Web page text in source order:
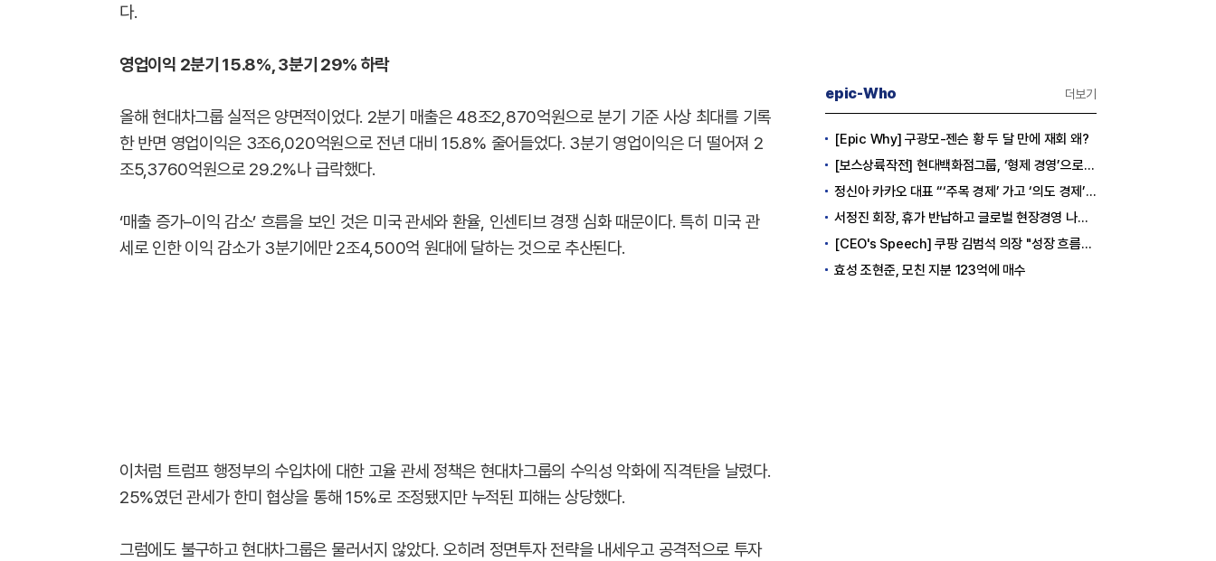
다.
영업이익 2분기 15.8%, 3분기 29% 하락
올해 현대차그룹 실적은 양면적이었다. 2분기 매출은 48조2,870억원으로 분기 기준 사상 최대를 기록
한 반면 영업이익은 3조6,020억원으로 전년 대비 15.8% 줄어들었다. 3분기 영업이익은 더 떨어져 2
조5,3760억원으로 29.2%나 급락했다.
‘매출 증가–이익 감소’ 흐름을 보인 것은 미국 관세와 환율, 인센티브 경쟁 심화 때문이다. 특히 미국 관
세로 인한 이익 감소가 3분기에만 2조4,500억 원대에 달하는 것으로 추산된다.
이처럼 트럼프 행정부의 수입차에 대한 고율 관세 정책은 현대차그룹의 수익성 악화에 직격탄을 날렸다.
25%였던 관세가 한미 협상을 통해 15%로 조정됐지만 누적된 피해는 상당했다.
그럼에도 불구하고 현대차그룹은 물러서지 않았다. 오히려 정면투자 전략을 내세우고 공격적으로 투자
epic-Who 더보기
[Epic Why] 구광모-젠슨 황 두 달 만에 재회 왜?
[보스상륙작전] 현대백화점그룹, ‘형제 경영’으로 방향 틀었다
정신아 카카오 대표 “‘주목 경제’ 가고 ‘의도 경제’ 왔다”
서정진 회장, 휴가 반납하고 글로벌 현장경영 나선다
[CEO's Speech] 쿠팡 김범석 의장 "성장 흐름은 변하지 않았다"
효성 조현준, 모친 지분 123억에 매수